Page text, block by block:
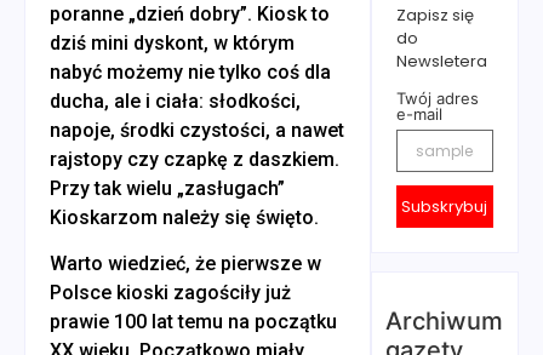
poranne „dzień dobry”. Kiosk to
dziś mini dyskont, w którym
nabyć możemy nie tylko coś dla
ducha, ale i ciała: słodkości,
napoje, środki czystości, a nawet
rajstopy czy czapkę z daszkiem.
Przy tak wielu „zasługach”
Kioskarzom należy się święto.
Warto wiedzieć, że pierwsze w
Polsce kioski zagościły już
prawie 100 lat temu na początku
Zapisz się
do
Newsletera
Twój adres
e-mail
Subskrybuj
Archiwum